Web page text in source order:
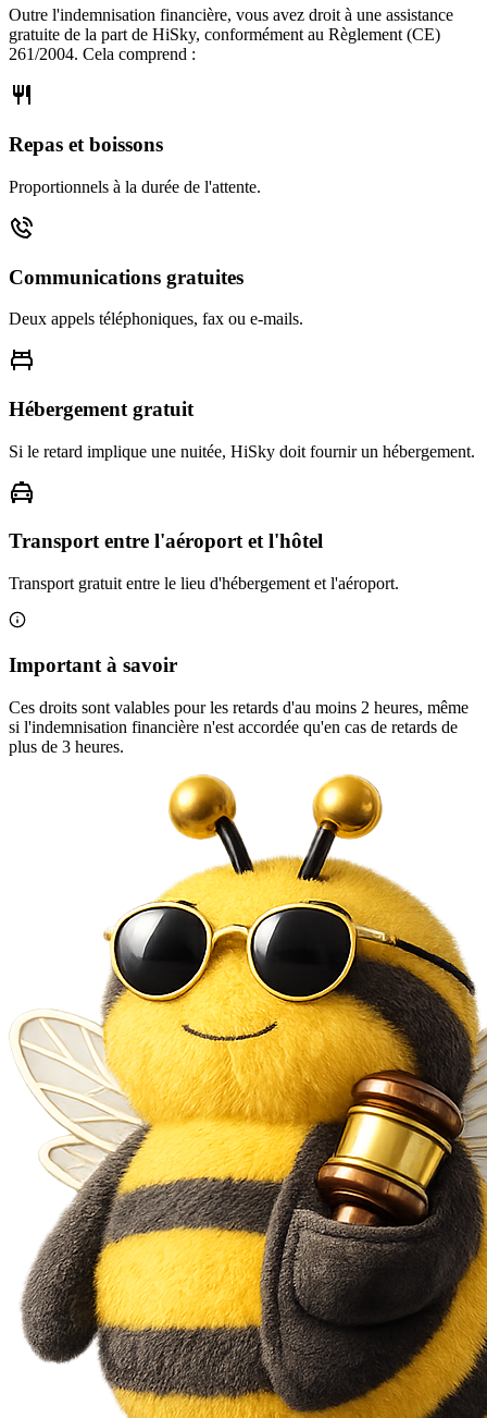
Outre l'indemnisation financière, vous avez droit à une assistance
gratuite de la part de HiSky, conformément au Règlement (CE)
261/2004. Cela comprend :
Repas et boissons
Proportionnels à la durée de l'attente.
Communications gratuites
Deux appels téléphoniques, fax ou e-mails.
Hébergement gratuit
Si le retard implique une nuitée, HiSky doit fournir un hébergement.
Transport entre l'aéroport et l'hôtel
Transport gratuit entre le lieu d'hébergement et l'aéroport.
Important à savoir
Ces droits sont valables pour les retards d'au moins 2 heures, même
si l'indemnisation financière n'est accordée qu'en cas de retards de
plus de 3 heures.